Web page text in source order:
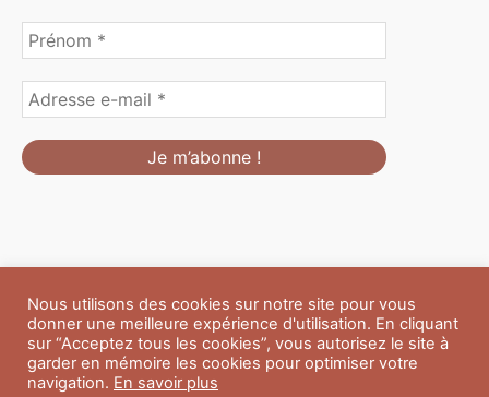
Formulaire de personnalisation Contact
Boutique
Blog
CGV
Mentions Légales
Politique de confidentialité
A propos
Copyright © 2026 Du Soleil et des Paillettes
Nous utilisons des cookies sur notre site pour vous
donner une meilleure expérience d'utilisation. En cliquant
sur “Acceptez tous les cookies”, vous autorisez le site à
garder en mémoire les cookies pour optimiser votre
navigation. En savoir plus